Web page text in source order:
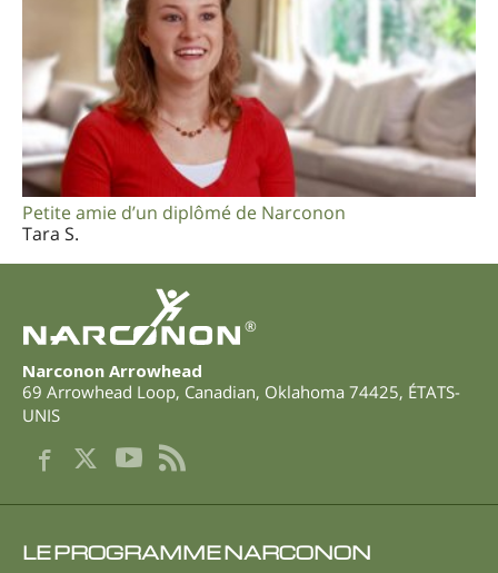
Petite amie d’un diplômé de Narconon
Tara S.
®
Narconon Arrowhead
69 Arrowhead Loop, Canadian, Oklahoma 74425, ÉTATS-
UNIS
LE PROGRAMME NARCONON